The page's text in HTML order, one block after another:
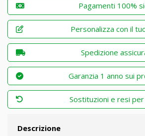
Pagamenti 100%
Personalizza con il
Spedizione
Garanzia 1 anno sui
Sostituzioni e resi
Descrizione